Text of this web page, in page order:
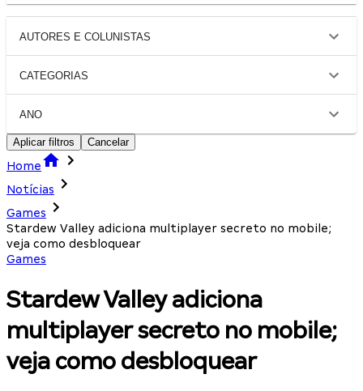
AUTORES E COLUNISTAS
CATEGORIAS
ANO
Aplicar filtros Cancelar
Home
Notícias
Games
Stardew Valley adiciona multiplayer secreto no mobile;
veja como desbloquear
Games
Stardew Valley adiciona
multiplayer secreto no mobile;
veja como desbloquear